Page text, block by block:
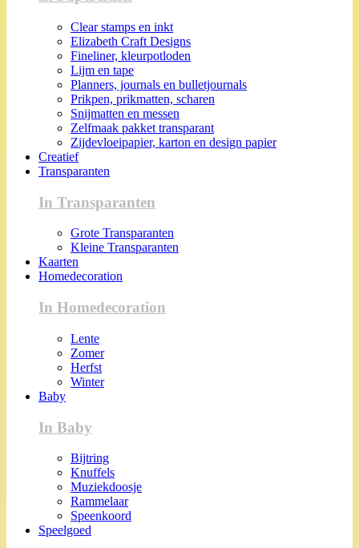
Clear stamps en inkt
Elizabeth Craft Designs
Fineliner, kleurpotloden
Lijm en tape
Planners, journals en bulletjournals
Prikpen, prikmatten, scharen
Snijmatten en messen
Zelfmaak pakket transparant
Zijdevloeipapier, karton en design papier
Creatief
Transparanten
In Transparanten
Grote Transparanten
Kleine Transparanten
Kaarten
Homedecoration
In Homedecoration
Lente
Zomer
Herfst
Winter
Baby
In Baby
Bijtring
Knuffels
Muziekdoosje
Rammelaar
Speenkoord
Speelgoed